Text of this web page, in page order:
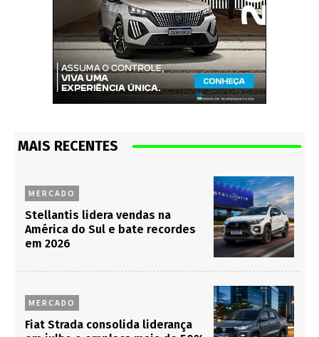
MAIS RECENTES
MERCADO
Stellantis lidera vendas na
América do Sul e bate recordes
em 2026
MERCADO
Fiat Strada consolida liderança